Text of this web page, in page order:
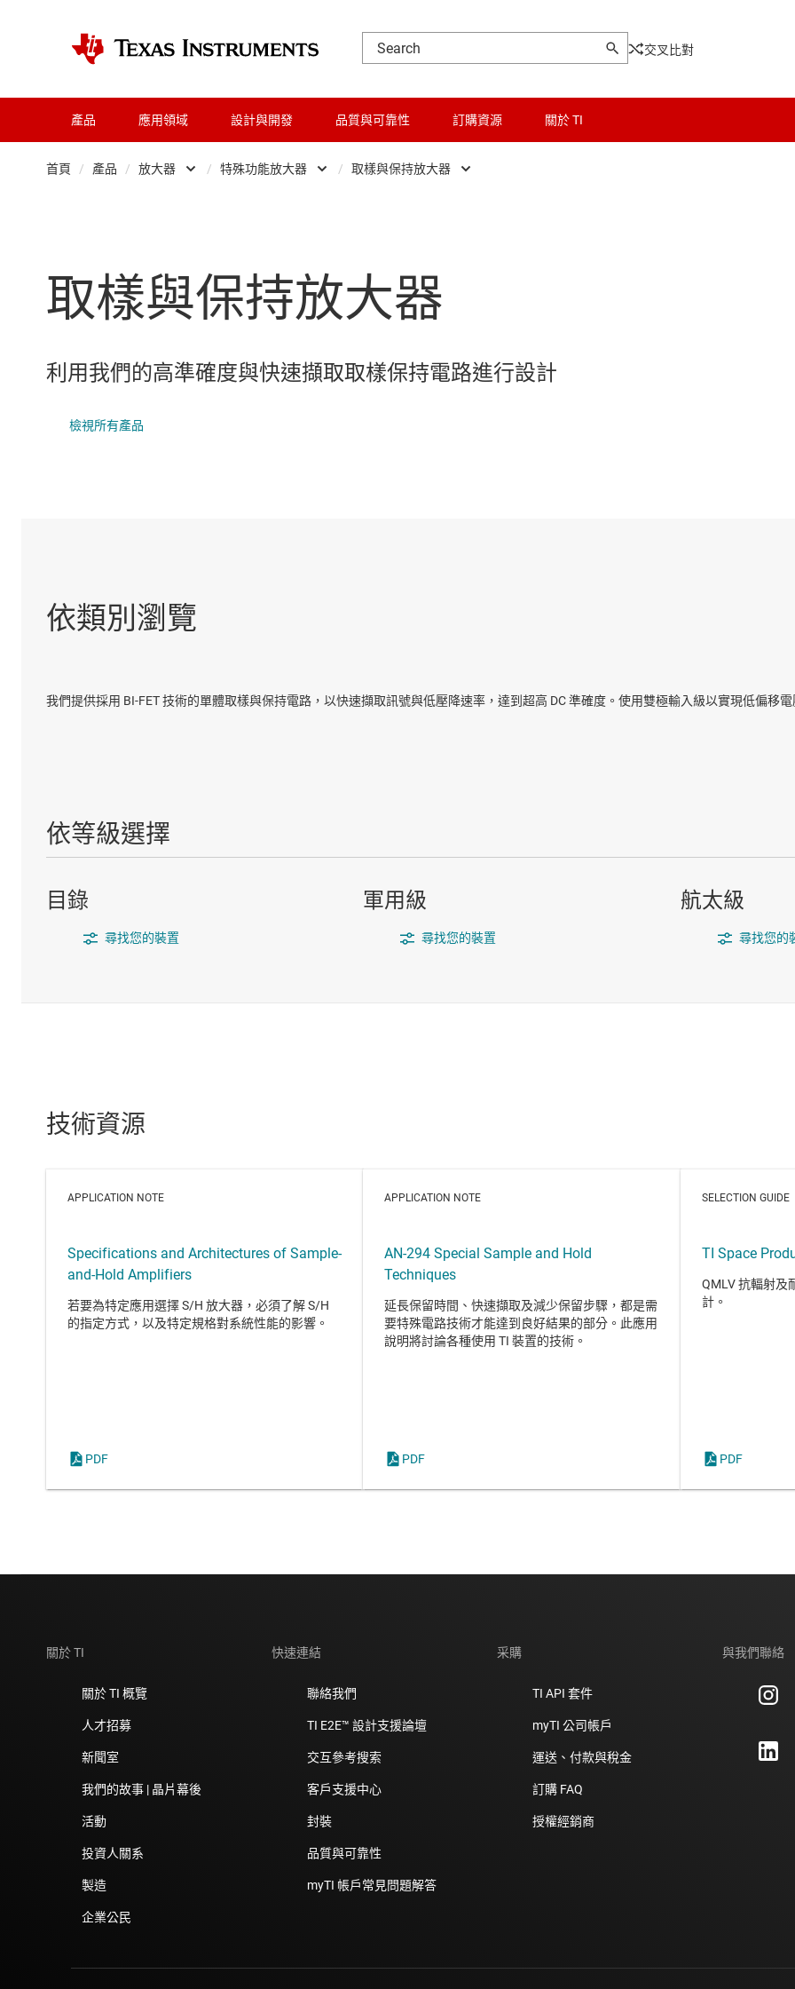
交叉比對
產品 應用領域 設計與開發 品質與可靠性 訂購資源 關於 TI
首頁 / 產品 / 放大器
時鐘與計時
數據轉換器
晶粒與晶圓服務 射頻 (RF) 與微波
/ 特殊功能放大器
差分放大器
全差分放大器
儀器放大器
/ 取樣與保持放大器
對數放大器
取樣與保持放大器
利用我們的高準確度與快速擷取取樣保持電路進行設計
檢視所有產品
依類別瀏覽
我們提供採用 BI-FET 技術的單體取樣與保持電路，以快速擷取訊號與低壓降速率，達到超高 DC 準確度。使用雙極輸入級以實現低偏移
依等級選擇
目錄
尋找您的裝置
軍用級
尋找您的裝置
航太級
尋找您的
技術資源
APPLICATION NOTE
Specifications and Architectures of Sample-
and-Hold Amplifiers
若要為特定應用選擇 S/H 放大器，必須了解 S/H
的指定方式，以及特定規格對系統性能的影響。
PDF
APPLICATION NOTE
AN-294 Special Sample and Hold
Techniques
延長保留時間、快速擷取及減少保留步驟，都是需
要特殊電路技術才能達到良好結果的部分。此應用
說明將討論各種使用 TI 裝置的技術。
PDF
SELECTION GUIDE
TI Space
QMLV 抗輻射及
計。
PDF
關於 TI
關於 TI 概覽
人才招募
新聞室
我們的故事 | 晶片幕後
活動
投資人關系
製造
企業公民
快速連結
聯絡我們
TI E2E™ 設計支援論壇
交互參考搜索
客戶支援中心
封裝
品質與可靠性
myTI 帳戶常見問題解答
采購
TI API 套件
myTI 公司帳戶
運送、付款與稅金
訂購 FAQ
授權經銷商
與我們聯絡